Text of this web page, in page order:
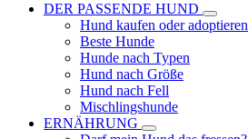
DER PASSENDE HUND
Hund kaufen oder adoptieren
Beste Hunde
Hunde nach Typen
Hund nach Größe
Hund nach Fell
Mischlingshunde
ERNÄHRUNG